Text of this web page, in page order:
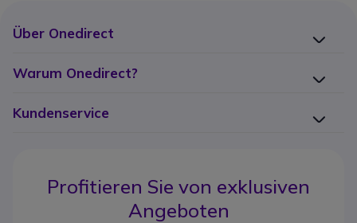
Über Onedirect
Warum Onedirect?
Kundenservice
Profitieren Sie von exklusiven
Angeboten